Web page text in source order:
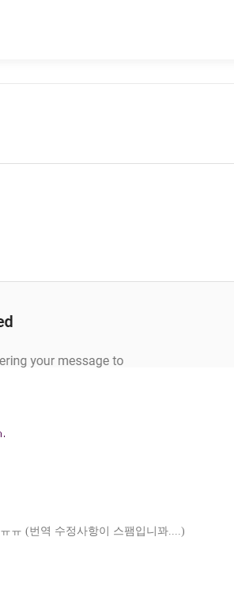
ㅠ (번역 수정사항이 스팸입니꽈....)